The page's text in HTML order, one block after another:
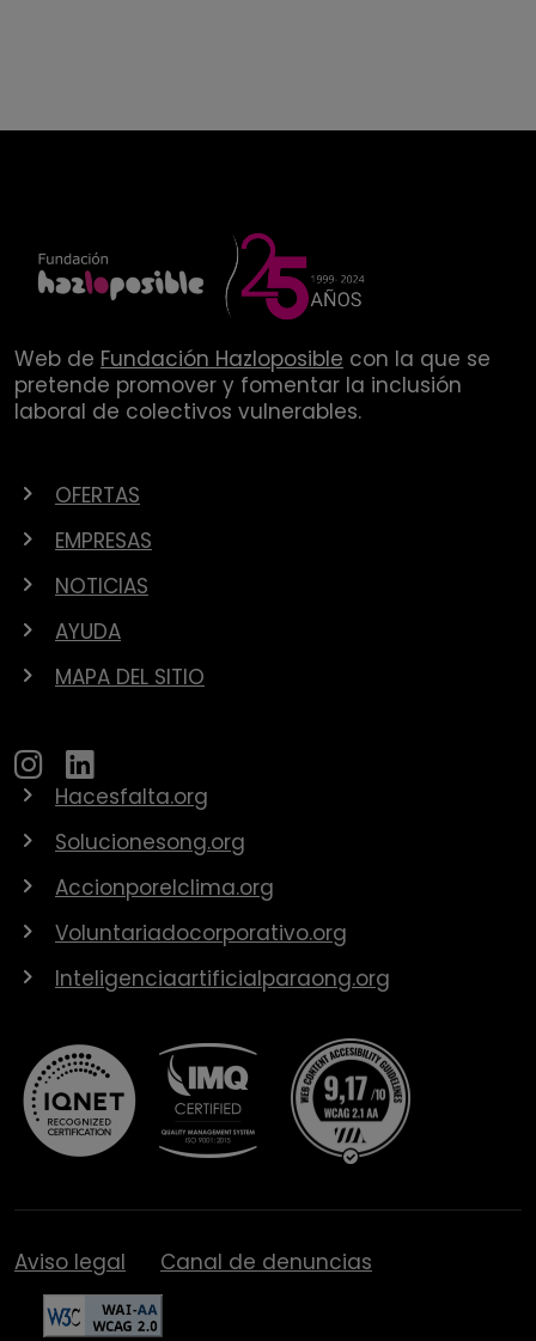
Web de Fundación Hazloposible con la que se
pretende promover y fomentar la inclusión
laboral de colectivos vulnerables.
OFERTAS
EMPRESAS
NOTICIAS
AYUDA
MAPA DEL SITIO
Hacesfalta.org
Solucionesong.org
Accionporelclima.org
Voluntariadocorporativo.org
Inteligenciaartificialparaong.org
Aviso legal Canal de denuncias